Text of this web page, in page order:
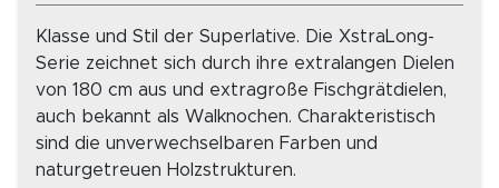
Klasse und Stil der Superlative. Die XstraLong-
Serie zeichnet sich durch ihre extralangen Dielen
von 180 cm aus und extragroße Fischgrätdielen,
auch bekannt als Walknochen. Charakteristisch
sind die unverwechselbaren Farben und
naturgetreuen Holzstrukturen.